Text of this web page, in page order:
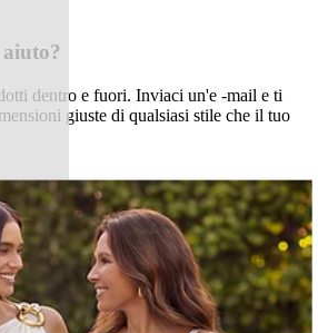
dentro e fuori. Inviaci un'e -mail e ti
giuste di qualsiasi stile che il tuo